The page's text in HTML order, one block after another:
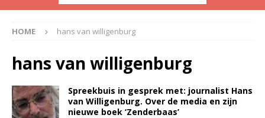
HOME hans van willigenburg
hans van willigenburg
Spreekbuis in gesprek met: journalist Hans
van Willigenburg. Over de media en zijn
nieuwe boek ‘Zenderbaas’